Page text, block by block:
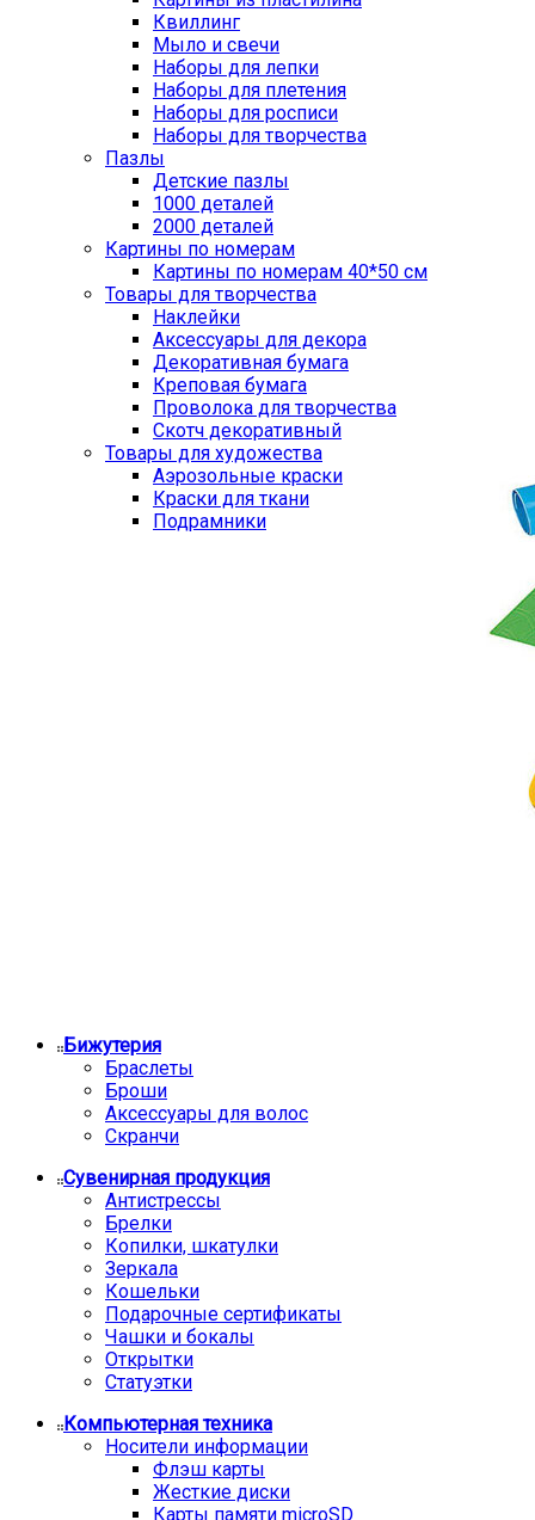
Квиллинг
Мыло и свечи
Наборы для лепки
Наборы для плетения
Наборы для росписи
Наборы для творчества
Пазлы
Детские пазлы
1000 деталей
2000 деталей
Картины по номерам
Картины по номерам 40*50 см
Товары для творчества
Наклейки
Аксессуары для декора
Декоративная бумага
Креповая бумага
Проволока для творчества
Скотч декоративный
Товары для художества
Аэрозольные краски
Краски для ткани
Подрамники
Бижутерия
Браслеты
Броши
Аксессуары для волос
Скранчи
Сувенирная продукция
Антистрессы
Брелки
Копилки, шкатулки
Зеркала
Кошельки
Подарочные сертификаты
Чашки и бокалы
Открытки
Статуэтки
Компьютерная техника
Носители информации
Флэш карты
Жесткие диски
Карты памяти microSD